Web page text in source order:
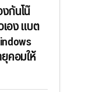
กันโน๊
อง แบต
คอมให้